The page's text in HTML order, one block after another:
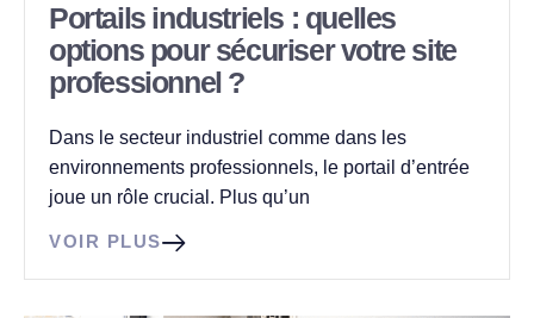
Portails industriels : quelles
options pour sécuriser votre site
professionnel ?
Dans le secteur industriel comme dans les
environnements professionnels, le portail d’entrée
joue un rôle crucial. Plus qu’un
VOIR PLUS